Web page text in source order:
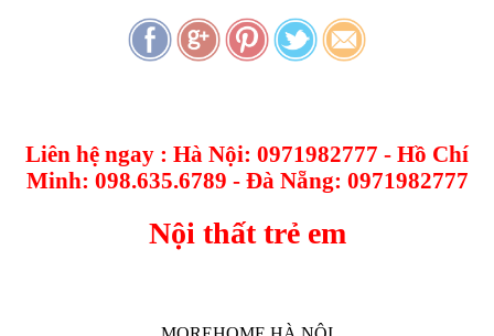
Liên hệ ngay : Hà Nội: 0971982777 - Hồ Chí
Minh: 098.635.6789 - Đà Nẵng: 0971982777
Nội thất trẻ em